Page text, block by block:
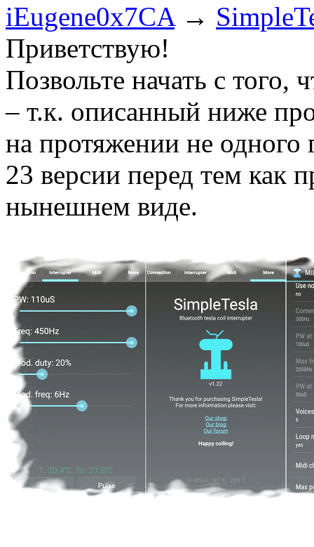
iEugene0x7CA→
Приветствую!
Позвольте начать с того,
– т.к. описанный ниже
на протяжении не одного
23 версии перед тем как
нынешнем виде.